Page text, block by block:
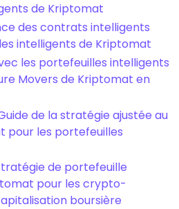
de Kriptomat
des contrats intelligents
intelligents de Kriptomat
les portefeuilles intelligents
Movers de Kriptomat en
de la stratégie ajustée au
pour les portefeuilles
de portefeuille
pour les crypto-
boursière